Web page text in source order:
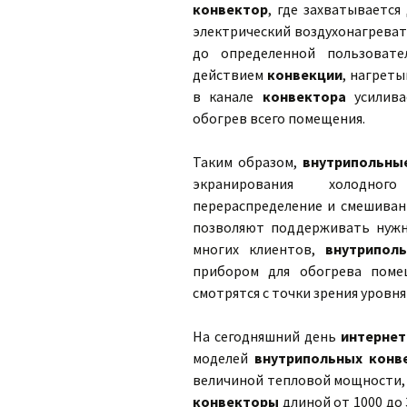
конвектор, где
электрический
до определенной
действием конвекции,
в канале конвектора
обогрев всего помещения.
Таким образом,
экранирования
перераспределение и
позволяют поддерживать
многих клиентов,
прибором для обогрева
смотрятся с точки зрения
На сегодняшний день
моделей внутрипольных
величиной тепловой
конвекторы длиной от 1000